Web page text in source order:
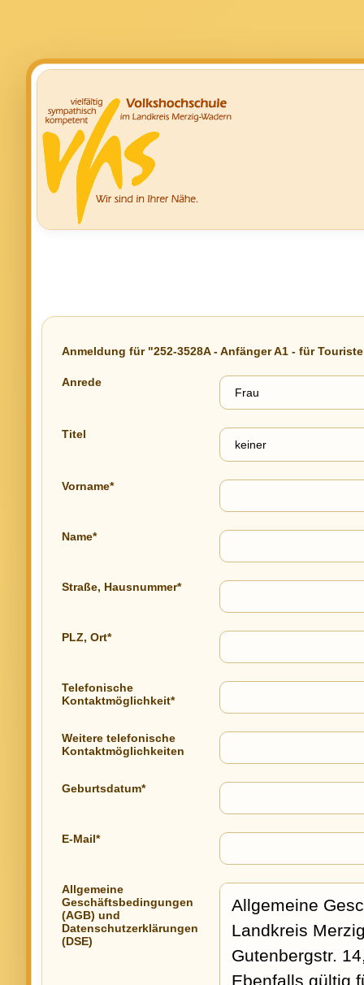
Anmeldung für "252-3528A - Anfänger A1 - für
Anrede
Titel
Vorname*
Name*
Straße, Hausnummer*
PLZ, Ort*
Telefonische
Kontaktmöglichkeit*
Weitere telefonische
Kontaktmöglichkeiten
Geburtsdatum*
E-Mail*
Allgemeine
Geschäftsbedingungen
(AGB) und
Datenschutzerklärungen
(DSE)